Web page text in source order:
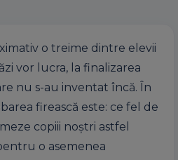
o treime dintre elevii
vor lucra, la finalizarea
nu s-au inventat încă. În
firească este: ce fel de
copiii noştri astfel
o asemenea